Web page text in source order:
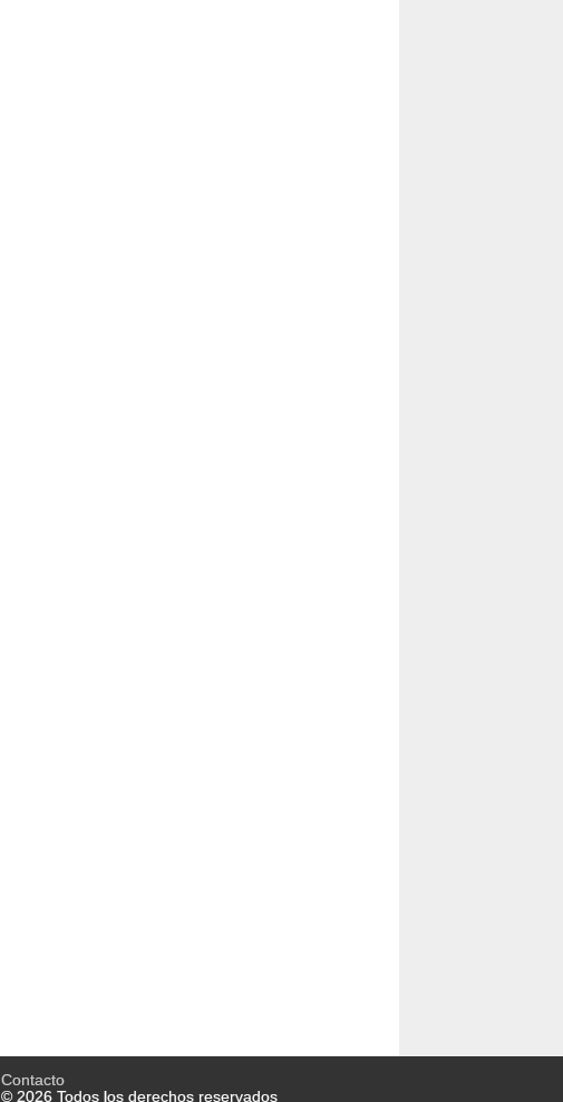
Contacto
© 2026 Todos los derechos reservados